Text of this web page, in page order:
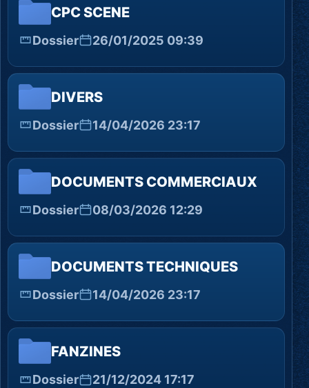
CPC SCENE
Dossier 26/01/2025 09:39
DIVERS
Dossier 14/04/2026 23:17
DOCUMENTS COMMERCIAUX
Dossier 08/03/2026 12:29
DOCUMENTS TECHNIQUES
Dossier 14/04/2026 23:17
FANZINES
Dossier 21/12/2024 17:17